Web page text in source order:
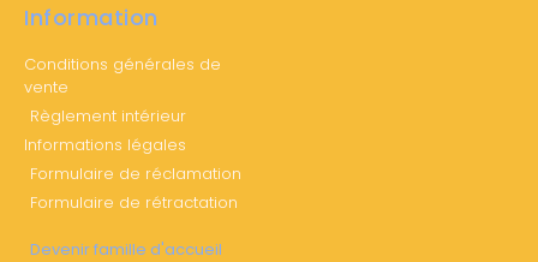
Information
Conditions générales de
vente
Règlement intérieur
Informations légales
Formulaire de réclamation
Formulaire de rétractation
Devenir famille d'accueil